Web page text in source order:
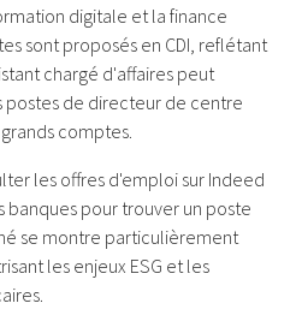
digitale et la finance
sont proposés en CDI, reflétant
chargé d'affaires peut
de directeur de centre
comptes.
les offres d'emploi sur Indeed
banques pour trouver un poste
se montre particulièrement
les enjeux ESG et les